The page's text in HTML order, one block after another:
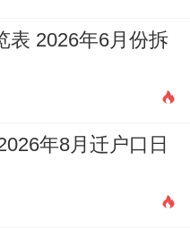
更重要的是脚踏实
的途径？
中求财」，对于从
要出差或与外埠联
表 2026年6月份拆
年8月迁户口日